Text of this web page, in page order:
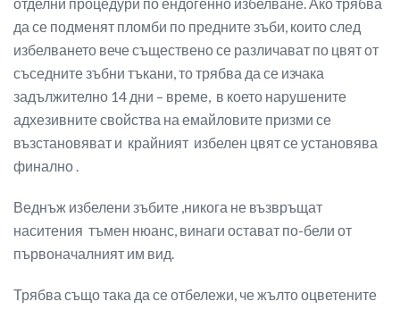
да се подменят пломби по предните зъби, които след
избелването вече съществено се различават по цвят от
съседните зъбни тъкани, то трябва да се изчака
задължително 14 дни – време, в което нарушените
адхезивните свойства на емайловите призми се
възстановяват и крайният избелен цвят се установява
финално .
Веднъж избелени зъбите ,никога не възвръщат
наситения тъмен нюанс, винаги остават по-бели от
първоначалният им вид.
Трябва също така да се отбележи, че жълто оцветените